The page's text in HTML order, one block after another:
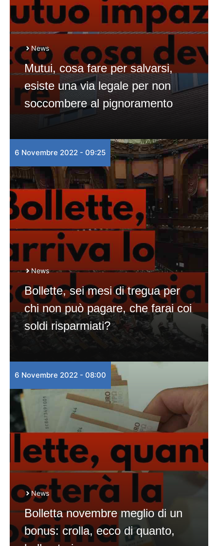
News
Mutui, cosa fare per salvarsi,
esiste una via legale per non
soccombere al pignoramento
6 Novembre 2022 - 09:25
News
Bollette, sei mesi di tregua per
chi non può pagare, che farai coi
soldi risparmiati?
6 Novembre 2022 - 08:00
News
Bolletta novembre meglio di un
bonus: crolla, ecco di quanto,